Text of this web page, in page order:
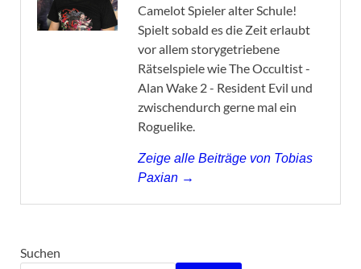
Camelot Spieler alter Schule!
Spielt sobald es die Zeit erlaubt
vor allem storygetriebene
Rätselspiele wie The Occultist -
Alan Wake 2 - Resident Evil und
zwischendurch gerne mal ein
Roguelike.
Zeige alle Beiträge von Tobias
Paxian →
Suchen